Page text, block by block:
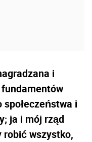
i
i
ja i mój rząd
robić wszystko,